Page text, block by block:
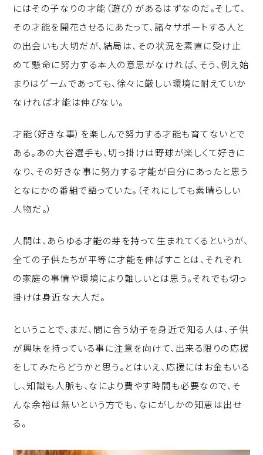
にはその子なりの才能（遊び）があるはずなのだ。そして、
その才能を開花させるにあたって、諸々サポートする人と
の出会いも大切だが、結局は、その状況を素直に受け止
めて懸命に努力する本人の意思がなければ、そう、例え始
まりはゲームであっても、徐々に厳しい環境に耐えていか
なければ才能は伸びない。
才能（好きな事）を楽しんで努力する才能も育てないとで
ある。あの大谷選手も、切っ掛けは野球が楽しくて好きに
なり、その好きな事に努力する才能が自分にあったと思う
となにかの番組で語っていた。（それにしても素晴らしい
人物だ。）
人間は、あらゆる才能の芽を持って生まれてくるというが、
全ての子供たちが平等に才能を伸ばすことは、それぞれ
の家庭の事情や環境により難しいとは思う。それでも切っ
掛けは身近な大人だ。
ということで、まだ、間に合う幼子を身近で知る人は、子供
が興味を持っている事に注意を向けて、出来る限りの応援
をしてみたらどうかと思う。とはいえ、応援にはお金もいる
し、知識も人脈も、なにより費やす時間も必要なので、そ
んな余裕は無いという方でも、なにがしかの知恵は出せ
る。